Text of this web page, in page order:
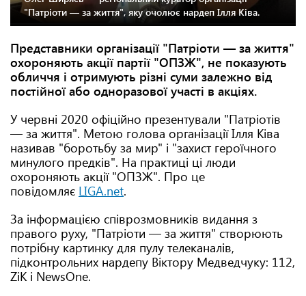
"Патріоти — за життя", яку очолює нардеп Ілля Ківа.
Представники організації "Патріоти — за життя"
охороняють акції партії "ОПЗЖ", не показують
обличчя і отримують різні суми залежно від
постійної або одноразової участі в акціях.
У червні 2020 офіційно презентували "Патріотів
— за життя". Метою голова організації Ілля Ківа
називав "боротьбу за мир" і "захист героїчного
минулого предків". На практиці ці люди
охороняють акції "ОПЗЖ". Про це
повідомляє LIGA.net.
За інформацією співрозмовників видання з
правого руху, "Патріоти — за життя" створюють
потрібну картинку для пулу телеканалів,
підконтрольних нардепу Віктору Медведчуку: 112,
ZiK і NewsOne.